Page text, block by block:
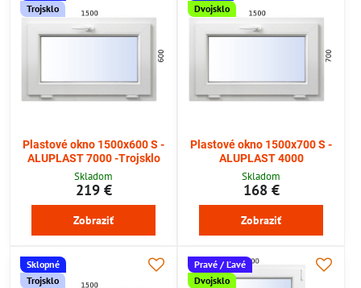
Trojsklo
Plastové okno 1500x600 S -
ALUPLAST 7000 -Trojsklo
Skladom
219 €
Zobraziť
Dvojsklo
Plastové okno 1500x700 S -
ALUPLAST 4000
Skladom
168 €
Zobraziť
Sklopné
Trojsklo
Pravé / Ľavé
Dvojsklo